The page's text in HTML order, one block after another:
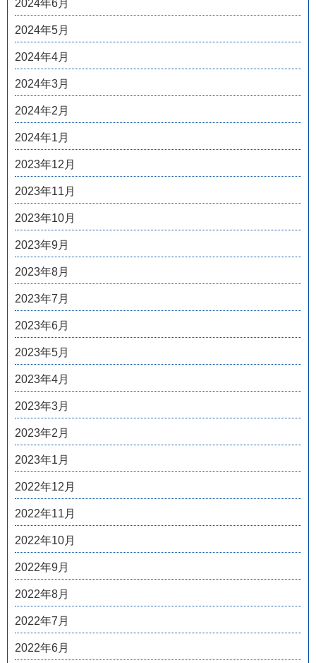
2024年6月
2024年5月
2024年4月
2024年3月
2024年2月
2024年1月
2023年12月
2023年11月
2023年10月
2023年9月
2023年8月
2023年7月
2023年6月
2023年5月
2023年4月
2023年3月
2023年2月
2023年1月
2022年12月
2022年11月
2022年10月
2022年9月
2022年8月
2022年7月
2022年6月